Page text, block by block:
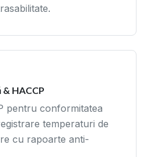
HACCP
pentru conformitatea
temperaturi de
cu rapoarte anti-